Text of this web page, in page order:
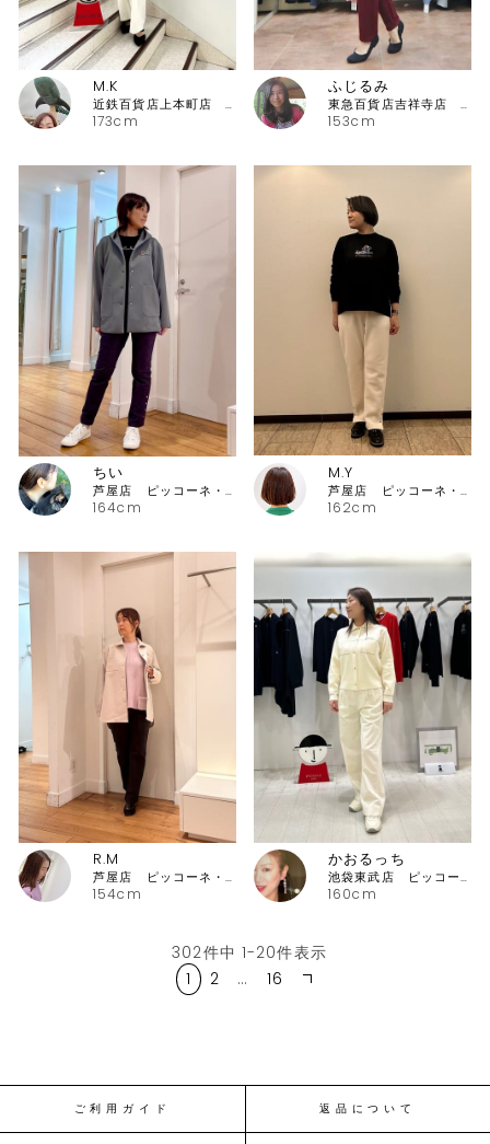
173cm
M.K
近鉄百貨店上本町店 ピッコーネ・ピッコーネクラブ
153cm
ふじるみ
東急百貨店吉祥寺店 ピッコーネ
164cm
ちい
芦屋店 ピッコーネ・ピッコーネクラブ
162cm
M.Y
芦屋店 ピッコーネ・ピッコーネクラブ
154cm
R.M
芦屋店 ピッコーネ・ピッコーネクラブ
160cm
かおるっち
池袋東武店 ピッコーネ・ピッコーネクラブ
302件中 1-20件表示
1
2 … 16
ご利用ガイド 返品について